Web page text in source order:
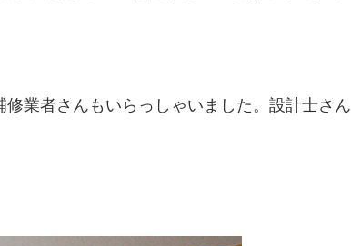
業者さんもいらっしゃいました。設計士さん